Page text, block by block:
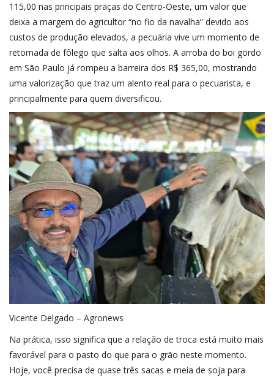
115,00 nas principais praças do Centro-Oeste, um valor que
deixa a margem do agricultor “no fio da navalha” devido aos
custos de produção elevados, a pecuária vive um momento de
retomada de fôlego que salta aos olhos. A arroba do boi gordo
em São Paulo já rompeu a barreira dos R$ 365,00, mostrando
uma valorização que traz um alento real para o pecuarista, e
principalmente para quem diversificou.
Vicente Delgado – Agronews
Na prática, isso significa que a relação de troca está muito mais
favorável para o pasto do que para o grão neste momento.
Hoje, você precisa de quase três sacas e meia de soja para